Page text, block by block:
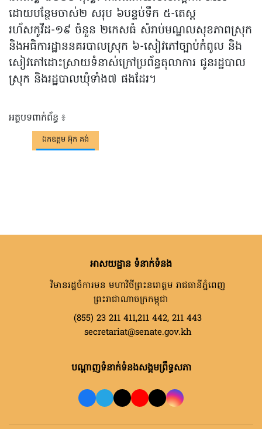
ដោយបន្ថែមចាស់២ សរុប ៦បន្ទប់ទឹក ៥-តេស្ត
រហ័សកូវីដ-១៩ ចំនួន ២កេសធំ សំរាប់មណ្ឌលសុខភាពស្រុក
និងអធិការដ្ឋាននគរបាលស្រុក ៦-សៀវភៅច្បាប់កំពូល និង
សៀវភៅដោះស្រាយទំនាស់ក្រៅប្រព័ន្ធតុលាការ ជូនរដ្ឋបាល
ស្រុក និងរដ្ឋបាលឃុំទាំង៧ ផងដែរ។
អត្ថបទពាក់ព័ន្ធ ៖
ឯកឧត្តម អ៊ុក គង់
អាសយដ្ឋាន ទំនាក់ទំនង
វិមានរដ្ឋចំការមន មហាវិថីព្រះនរោត្តម រាជធានីភ្នំពេញ
ព្រះរាជាណាចក្រកម្ពុជា
(855) 23 211 411,211 442, 211 443
secretariat@senate.gov.kh
បណ្តាញទំនាក់ទំនងសង្គមព្រឹទ្ធសភា